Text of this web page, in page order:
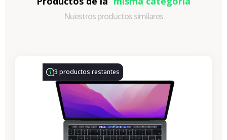
Nuestros productos similares
3 productos restantes